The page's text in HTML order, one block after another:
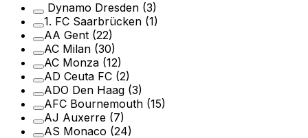
Dynamo Dresden (3)
1. FC Saarbrücken (1)
AA Gent (22)
AC Milan (30)
AC Monza (12)
AD Ceuta FC (2)
ADO Den Haag (3)
AFC Bournemouth (15)
AJ Auxerre (7)
AS Monaco (24)